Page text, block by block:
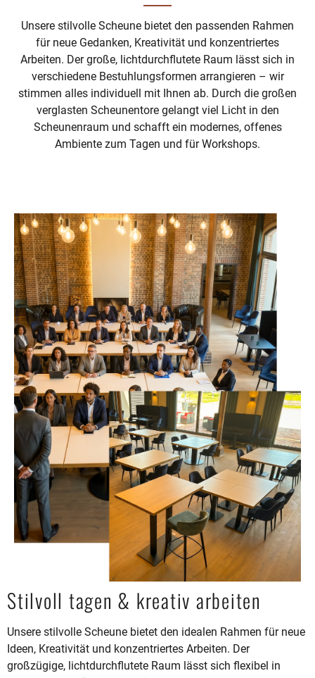
Unsere stilvolle Scheune bietet den passenden Rahmen
für neue Gedanken, Kreativität und konzentriertes
Arbeiten. Der große, lichtdurchflutete Raum lässt sich in
verschiedene Bestuhlungsformen arrangieren – wir
stimmen alles individuell mit Ihnen ab. Durch die großen
verglasten Scheunentore gelangt viel Licht in den
Scheunenraum und schafft ein modernes, offenes
Ambiente zum Tagen und für Workshops.
Stilvoll tagen & kreativ arbeiten
Unsere stilvolle Scheune bietet den idealen Rahmen für neue
Ideen, Kreativität und konzentriertes Arbeiten. Der
großzügige, lichtdurchflutete Raum lässt sich flexibel in